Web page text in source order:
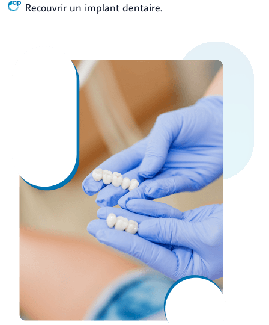
Recouvrir un implant dentaire.